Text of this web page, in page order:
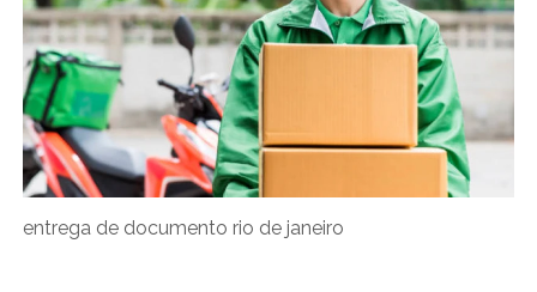
entrega de documento rio de janeiro